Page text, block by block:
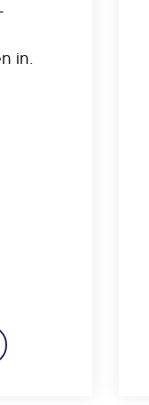
in.